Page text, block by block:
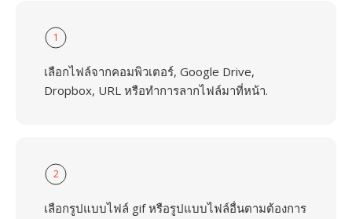
1
เลือกไฟล์จากคอมพิวเตอร์, Google Drive,
Dropbox, URL หรือทำการลากไฟล์มาที่หน้า.
2
เลือกรูปแบบไฟล์ gif หรือรูปแบบไฟล์อื่นตามต้องการ